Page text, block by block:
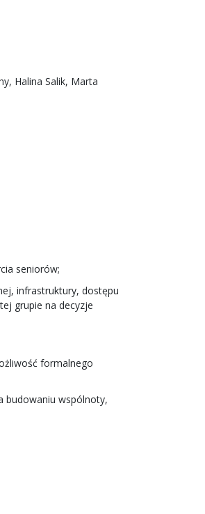
Halina Salik, Marta
seniorów;
infrastruktury, dostępu
grupie na decyzje
formalnego
budowaniu wspólnoty,